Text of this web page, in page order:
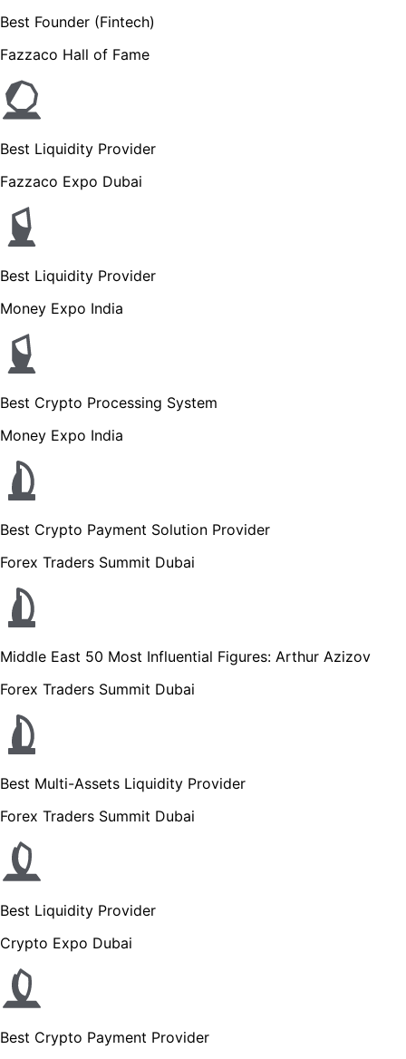
Best Founder (Fintech)
Fazzaco Hall of Fame
Best Liquidity Provider
Fazzaco Expo Dubai
Best Liquidity Provider
Money Expo India
Best Crypto Processing System
Money Expo India
Best Crypto Payment Solution Provider
Forex Traders Summit Dubai
Middle East 50 Most Influential Figures: Arthur Azizov
Forex Traders Summit Dubai
Best Multi-Assets Liquidity Provider
Forex Traders Summit Dubai
Best Liquidity Provider
Crypto Expo Dubai
Best Crypto Payment Provider